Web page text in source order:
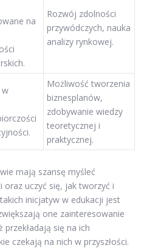
na
Rozwój zdolności
przywódczych, nauka
analizy rynkowej.
w
Możliwość tworzenia
biznesplanów,
zdobywanie wiedzy
teoretycznej i
praktycznej.
mają szansę myśleć
oraz uczyć się, jak tworzyć i
inicjatyw w edukacji jest
one zainteresowanie
się na ich
czekają na nich w przyszłości.